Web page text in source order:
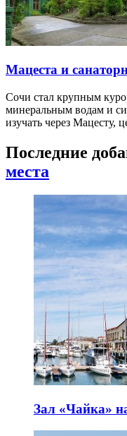
Мацеста и
Сочи стал крупным
минеральным водам и
изучать через Мацесту,
Последние
места
Зал «Чайка»